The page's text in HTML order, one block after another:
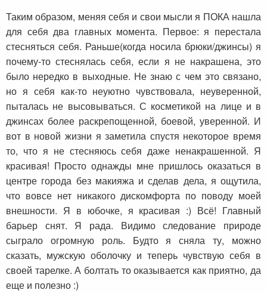
Таким образом, меняя себя и свои мысли я ПОКА нашла
для себя два главных момента. Первое: я перестала
стесняться себя. Раньше(когда носила брюки/джинсы) я
почему-то стеснялась себя, если я не накрашена, это
было нередко в выходные. Не знаю с чем это связано,
но я себя как-то неуютно чувствовала, неуверенной,
пыталась не высовываться. С косметикой на лице и в
джинсах более раскрепощенной, боевой, уверенной. И
вот в новой жизни я заметила спустя некоторое время
то, что я не стесняюсь себя даже ненакрашенной. Я
красивая! Просто однажды мне пришлось оказаться в
центре города без макияжа и сделав дела, я ощутила,
что вовсе нет никакого дискомфорта по поводу моей
внешности. Я в юбочке, я красивая :) Всё! Главный
барьер снят. Я рада. Видимо следование природе
сыграло огромную роль. Будто я сняла ту, можно
сказать, мужскую оболочку и теперь чувствую себя в
своей тарелке. А болтать то оказывается как приятно, да
еще и полезно :)